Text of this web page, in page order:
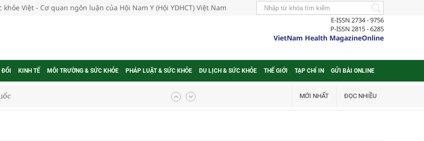
Việt - Cơ quan ngôn luận của Hội Nam Y (Hội YDHCT) Việt Nam
E-ISSN 2734 - 9756
P-ISSN 2815 - 6285
VietNam Health MagazineOnline
KINH TẾ MÔI TRƯỜNG & SỨC KHỎE PHÁP LUẬT & SỨC KHỎE DU LỊCH & SỨC KHỎE THẾ GIỚI TẠP CHÍ IN GỬI BÀI ONLINE
mới của Việt Nam MỚI NHẤT ĐỌC NHIỀU